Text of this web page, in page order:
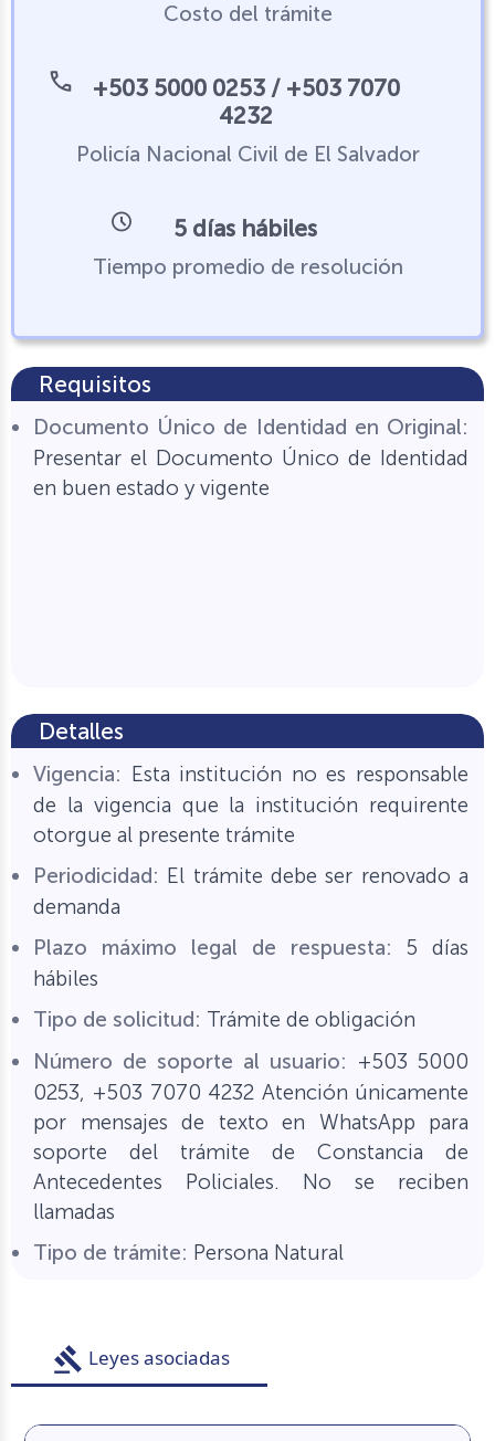
Costo del trámite
+503 5000 0253 / +503 7070
4232
Policía Nacional Civil de El Salvador
5 días hábiles
Tiempo promedio de resolución
Requisitos
Documento Único de Identidad en Original:
Presentar el Documento Único de Identidad
en buen estado y vigente
Detalles
Vigencia: Esta institución no es responsable
de la vigencia que la institución requirente
otorgue al presente trámite
Periodicidad: El trámite debe ser renovado a
demanda
Plazo máximo legal de respuesta:
5 días
hábiles
Tipo de solicitud: Trámite de obligación
Número de soporte al usuario: +503 5000
0253, +503 7070 4232 Atención únicamente
por mensajes de texto en WhatsApp para
soporte del trámite de Constancia de
Antecedentes Policiales. No se reciben
llamadas
Tipo de trámite: Persona Natural
gavel Leyes asociadas